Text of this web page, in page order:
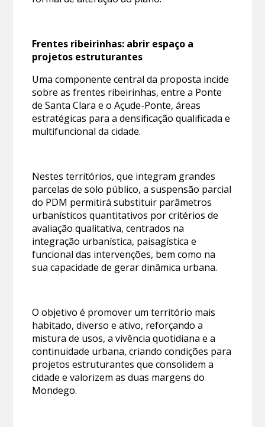
Frentes ribeirinhas: abrir espaço a
projetos estruturantes
Uma componente central da proposta incide
sobre as frentes ribeirinhas, entre a Ponte
de Santa Clara e o Açude-Ponte, áreas
estratégicas para a densificação qualificada e
multifuncional da cidade.
Nestes territórios, que integram grandes
parcelas de solo público, a suspensão parcial
do PDM permitirá substituir parâmetros
urbanísticos quantitativos por critérios de
avaliação qualitativa, centrados na
integração urbanística, paisagística e
funcional das intervenções, bem como na
sua capacidade de gerar dinâmica urbana.
O objetivo é promover um território mais
habitado, diverso e ativo, reforçando a
mistura de usos, a vivência quotidiana e a
continuidade urbana, criando condições para
projetos estruturantes que consolidem a
cidade e valorizem as duas margens do
Mondego.